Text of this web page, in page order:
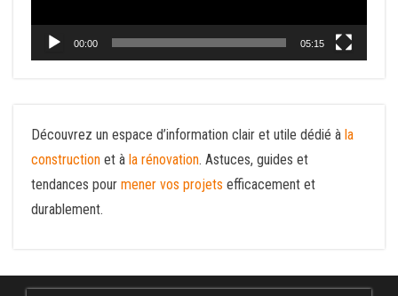
00:00 05:15
Découvrez un espace d’information clair et utile dédié à la
construction et à la rénovation. Astuces, guides et
tendances pour mener vos projets efficacement et
durablement.